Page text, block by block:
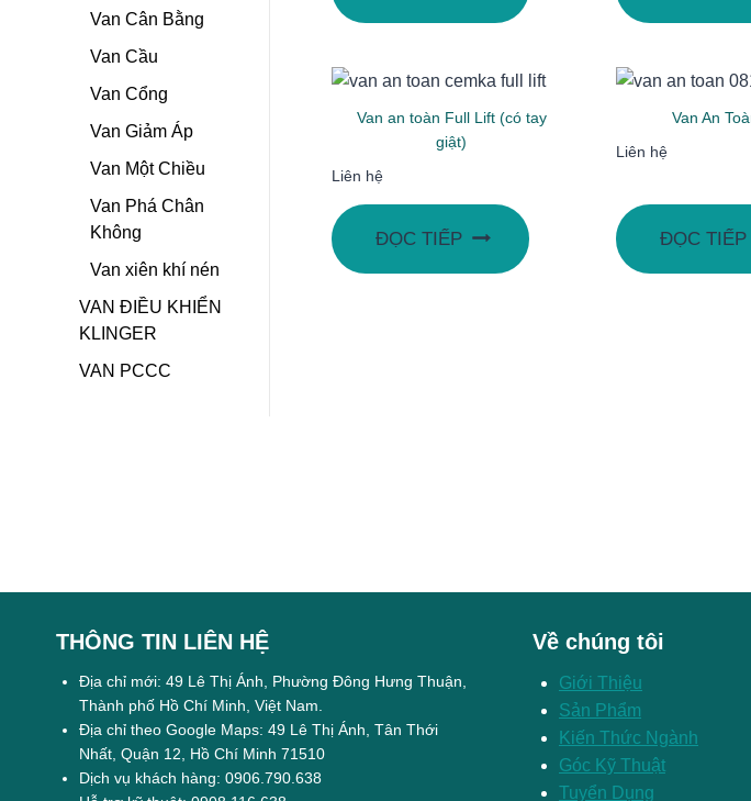
Van an toàn Full Lift (có tay
giật)
Liên hệ
ĐỌC TIẾP
Van An
Liên hệ
ĐỌC TIẾP
Van Cân Bằng
Van Cầu
Van Cổng
Van Giảm Áp
Van Một Chiều
Van Phá Chân
Không
Van xiên khí nén
VAN ĐIỀU KHIỂN
KLINGER
VAN PCCC
THÔNG TIN LIÊN HỆ
Địa chỉ mới: 49 Lê Thị Ánh, Phường Đông Hưng Thuận,
Thành phố Hồ Chí Minh, Việt Nam.
Địa chỉ theo Google Maps: 49 Lê Thị Ánh, Tân Thới
Nhất, Quận 12, Hồ Chí Minh 71510
Dịch vụ khách hàng: 0906.790.638
Về chúng tôi
Giới Thiệu
Sản Phẩm
Kiến Thức Ngành
Góc Kỹ Thuật
Tuyển Dụng